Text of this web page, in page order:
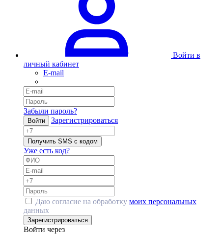
Войти в
личный кабинет
E-mail
Забыли пароль?
Войти Зарегистрироваться
Получить SMS с кодом
Уже есть код?
Даю согласие на обработку моих персональных
данных
Зарегистрироваться
Войти через